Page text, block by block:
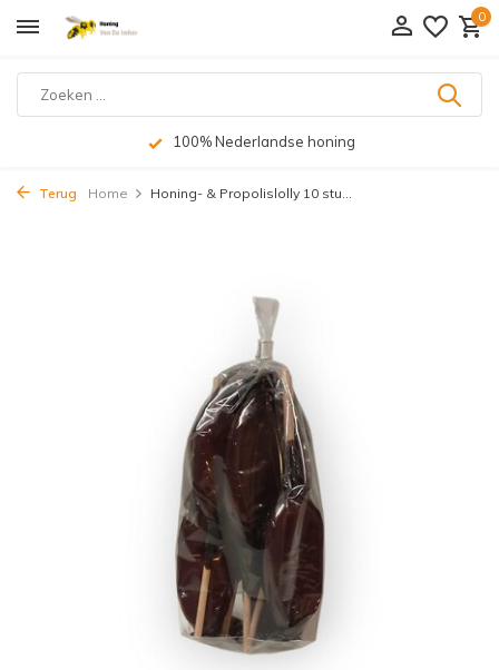
0
100% Nederlandse honing
Terug Home Honing- & Propolislolly 10 stu...